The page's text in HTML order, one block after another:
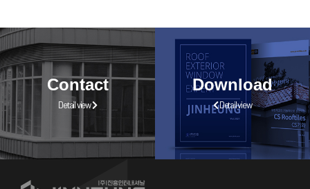
Contact
Detail view
Download
Detail view